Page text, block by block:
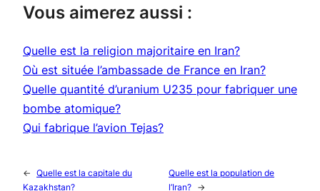
Vous aimerez aussi :
Quelle est la religion majoritaire en Iran?
Où est située l’ambassade de France en Iran?
Quelle quantité d’uranium U235 pour fabriquer une
bombe atomique?
Qui fabrique l’avion Tejas?
← Quelle est la capitale du
Kazakhstan?
Quelle est la population de
l’Iran? →